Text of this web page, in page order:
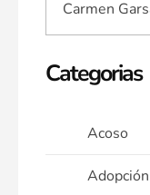
Categorias
Acoso
Adopción